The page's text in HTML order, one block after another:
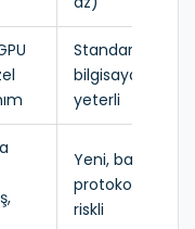
Standart
bilgisayar
yeterli
Yeni, bazı
protokollerde
riskli